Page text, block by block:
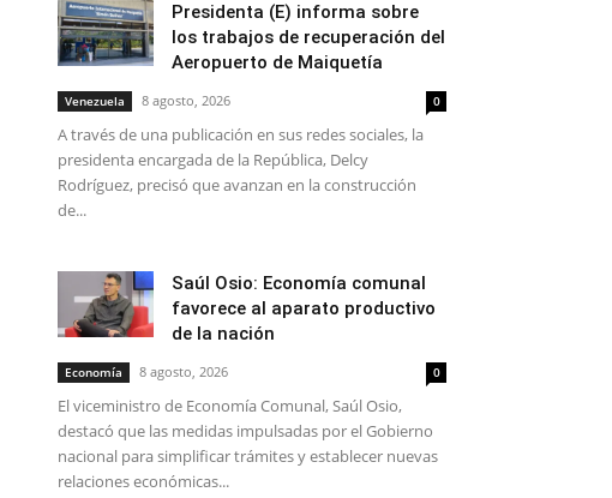
Presidenta (E) informa sobre
los trabajos de recuperación del
Aeropuerto de Maiquetía
Venezuela 8 agosto, 2026 0
A través de una publicación en sus redes sociales, la
presidenta encargada de la República, Delcy
Rodríguez, precisó que avanzan en la construcción
de...
Saúl Osio: Economía comunal
favorece al aparato productivo
de la nación
Economía 8 agosto, 2026 0
El viceministro de Economía Comunal, Saúl Osio,
destacó que las medidas impulsadas por el Gobierno
nacional para simplificar trámites y establecer nuevas
relaciones económicas...